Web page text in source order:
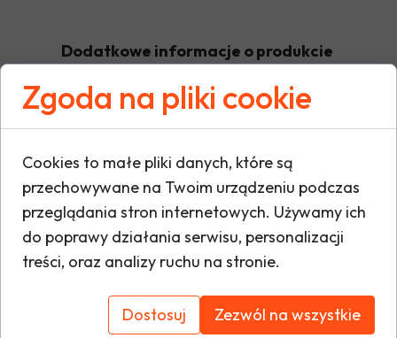
Dodatkowe informacje o produkcie
W tej sekcji warto umieścić istotne
warunki gwarancji, zalecenia dotyczące
oraz ewentualne certyfikaty lub nagrody.
i buduje zaufanie do marki.
Zgoda na pliki cookie
Cookies to małe pliki danych, które są
przechowywane na Twoim urządzeniu podczas
przeglądania stron internetowych. Używamy ich
do poprawy działania serwisu, personalizacji
treści, oraz analizy ruchu na stronie.
Dostosuj Zezwól na wszystkie